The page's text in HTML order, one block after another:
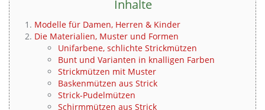
Inhalte
Modelle für Damen, Herren & Kinder
Die Materialien, Muster und Formen
Unifarbene, schlichte Strickmützen
Bunt und Varianten in knalligen Farben
Strickmützen mit Muster
Baskenmützen aus Strick
Strick-Pudelmützen
Schirmmützen aus Strick